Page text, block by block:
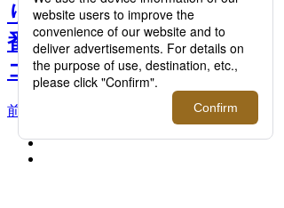
り新コレクション登場！定
番モデルも含めて2023秋冬
コレクションをご紹介 >>
前へ